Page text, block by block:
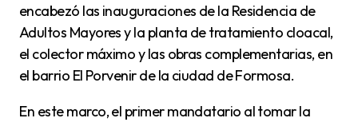
encabezó las inauguraciones de la Residencia de
Adultos Mayores y la planta de tratamiento cloacal,
el colector máximo y las obras complementarias, en
el barrio El Porvenir de la ciudad de Formosa.
En este marco, el primer mandatario al tomar la